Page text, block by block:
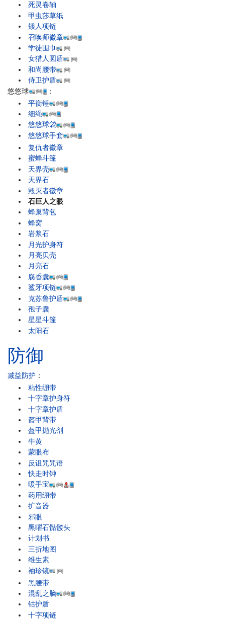
死灵卷轴
甲虫莎草纸
矮人项链
召唤师徽章
学徒围巾
女猎人圆盾
和尚腰带
侍卫护盾
悠悠球
：
平衡锤
细绳
悠悠球袋
悠悠球手套
复仇者徽章
蜜蜂斗篷
天界壳
天界石
毁灭者徽章
石巨人之眼
蜂巢背包
蜂窝
岩浆石
月光护身符
月亮贝壳
月亮石
腐香囊
鲨牙项链
克苏鲁护盾
孢子囊
星星斗篷
太阳石
防御
减益防护 ：
粘性绷带
十字章护身符
十字章护盾
盔甲背带
盔甲抛光剂
牛黄
蒙眼布
反诅咒咒语
快走时钟
暖手宝
药用绷带
扩音器
邪眼
黑曜石骷髅头
计划书
三折地图
维生素
袖珍镜
黑腰带
混乱之脑
钴护盾
十字项链